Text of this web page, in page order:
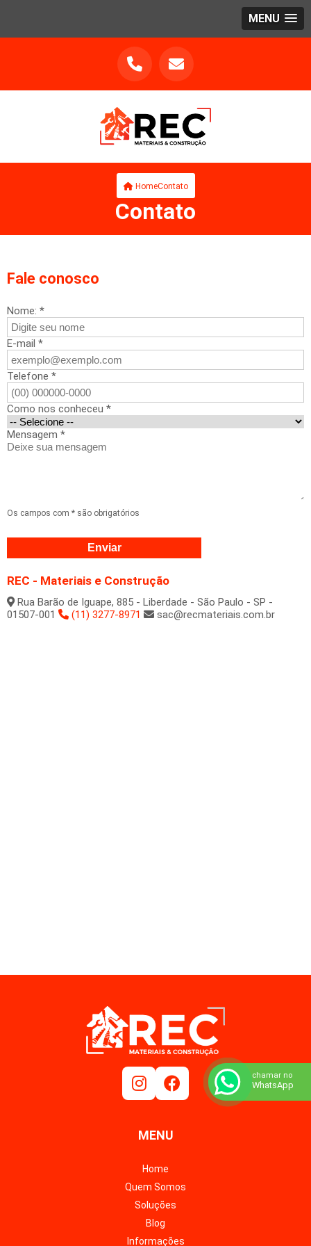
MENU
HomeContato
Contato
Fale conosco
Nome: *
E-mail *
Telefone *
Como nos conheceu *
Mensagem *
Os campos com * são obrigatórios
REC - Materiais e Construção
Rua Barão de Iguape, 885 - Liberdade - São Paulo - SP -
01507-001
(11) 3277-8971 sac@recmateriais.com.br
MENU
Home
Quem Somos
Soluções
Blog
Informações
chamar no
WhatsApp